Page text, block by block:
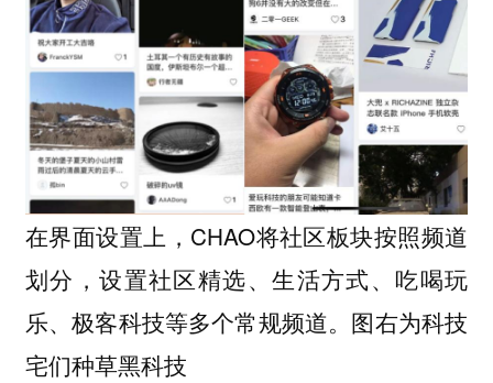
在界面设置上，CHAO将社区板块按照频道
划分，设置社区精选、生活方式、吃喝玩
乐、极客科技等多个常规频道。 图右为科技
宅们种草黑科技